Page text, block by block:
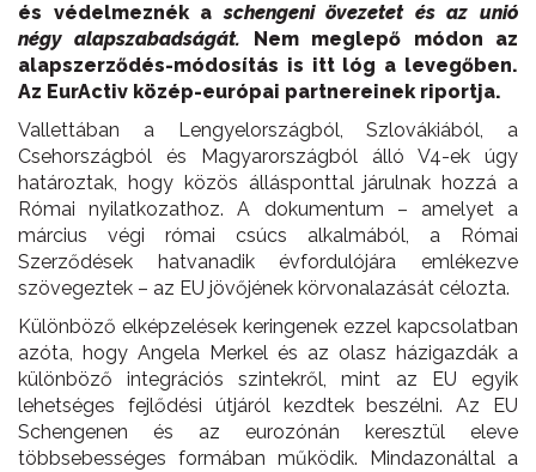
és védelmeznék aschengeni övezetet és az unió
négy alapszabadságát. Nem meglepő módon az
alapszerződés-módosítás is itt lóg a levegőben.
Az EurActiv közép-európai partnereinek riportja.
Vallettában a Lengyelországból, Szlovákiából, a
Csehországból és Magyarországból álló V4-ek úgy
határoztak, hogy közös állásponttal járulnak hozzá a
Római nyilatkozathoz. A dokumentum – amelyet a
március végi római csúcs alkalmából, a Római
Szerződések hatvanadik évfordulójára emlékezve
szövegeztek – az EU jövőjének körvonalazását célozta.
Különböző elképzelések keringenek ezzel kapcsolatban
azóta, hogy Angela Merkel és az olasz házigazdák a
különböző integrációs szintekről, mint az EU egyik
lehetséges fejlődési útjáról kezdtek beszélni. Az EU
Schengenen és az eurozónán keresztül eleve
többsebességes formában működik. Mindazonáltal a